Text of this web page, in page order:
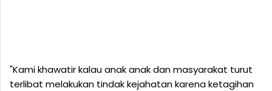
"Kami khawatir kalau anak anak dan masyarakat turut
terlibat melakukan tindak kejahatan karena ketagihan